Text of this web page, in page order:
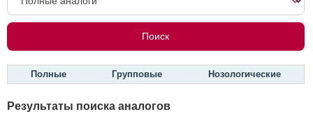
Полные Групповые Нозологические
Результаты поиска аналогов